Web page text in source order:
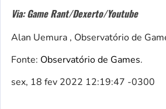
Via: Game Rant/Dexerto/Youtube
Alan Uemura , Observatório de
Fonte: Observatório de Games.
sex, 18 fev 2022 12:19:47 -0300